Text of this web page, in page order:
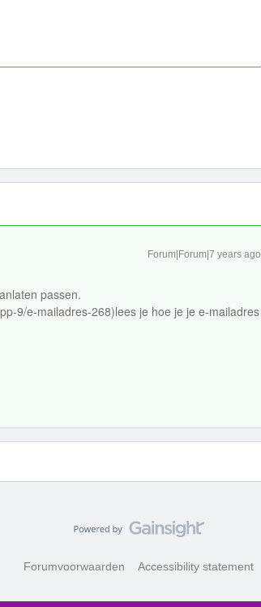
Forum|Forum|7 years ago
passen.
9/e-mailadres-268)lees je hoe je je e-mailadres
Forumvoorwaarden Accessibility statement